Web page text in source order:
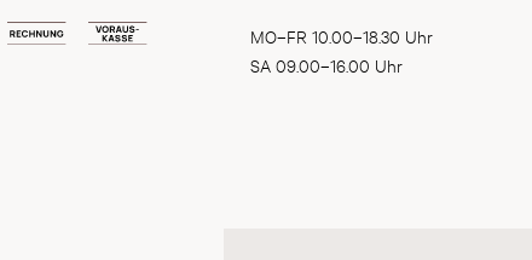
MO–FR 10.00–18.30 Uhr
SA 09.00–16.00 Uhr